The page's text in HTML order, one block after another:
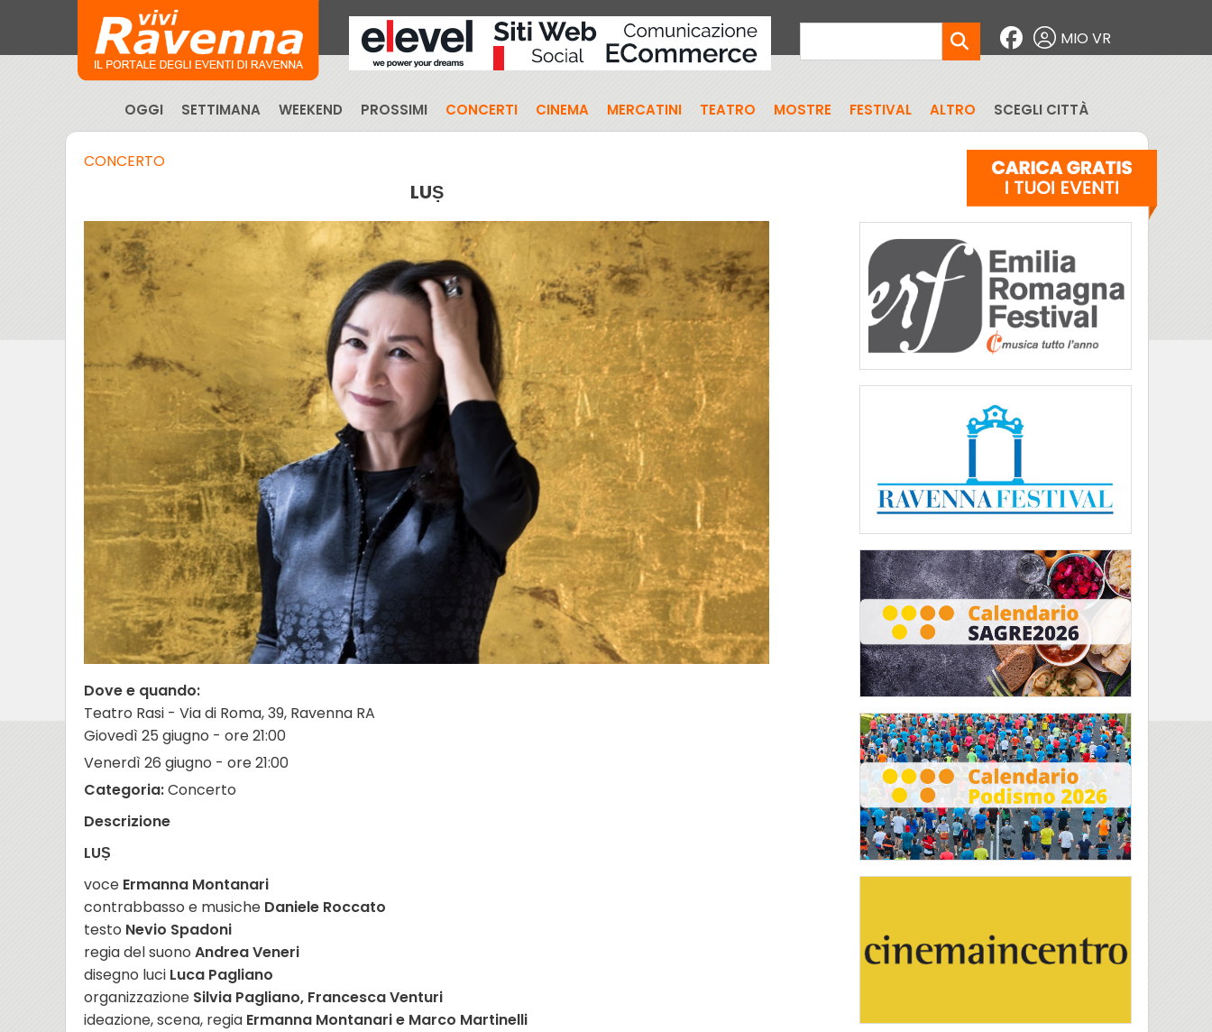
MIO VR
OGGI SETTIMANA WEEKEND PROSSIMI CONCERTI CINEMA MERCATINI TEATRO MOSTRE FESTIVAL ALTRO SCEGLI CITTÀ
CONCERTO
LUṢ
Dove e quando:
Teatro Rasi - Via di Roma, 39, Ravenna RA
Giovedì 25 giugno - ore 21:00
Venerdì 26 giugno - ore 21:00
Categoria:Concerto
Descrizione
LUṢ
voce Ermanna Montanari
contrabbasso e musiche Daniele Roccato
testo Nevio Spadoni
regia del suono Andrea Veneri
disegno luci Luca Pagliano
organizzazione Silvia Pagliano, Francesca Venturi
ideazione, scena, regia Ermanna Montanari e Marco Martinelli